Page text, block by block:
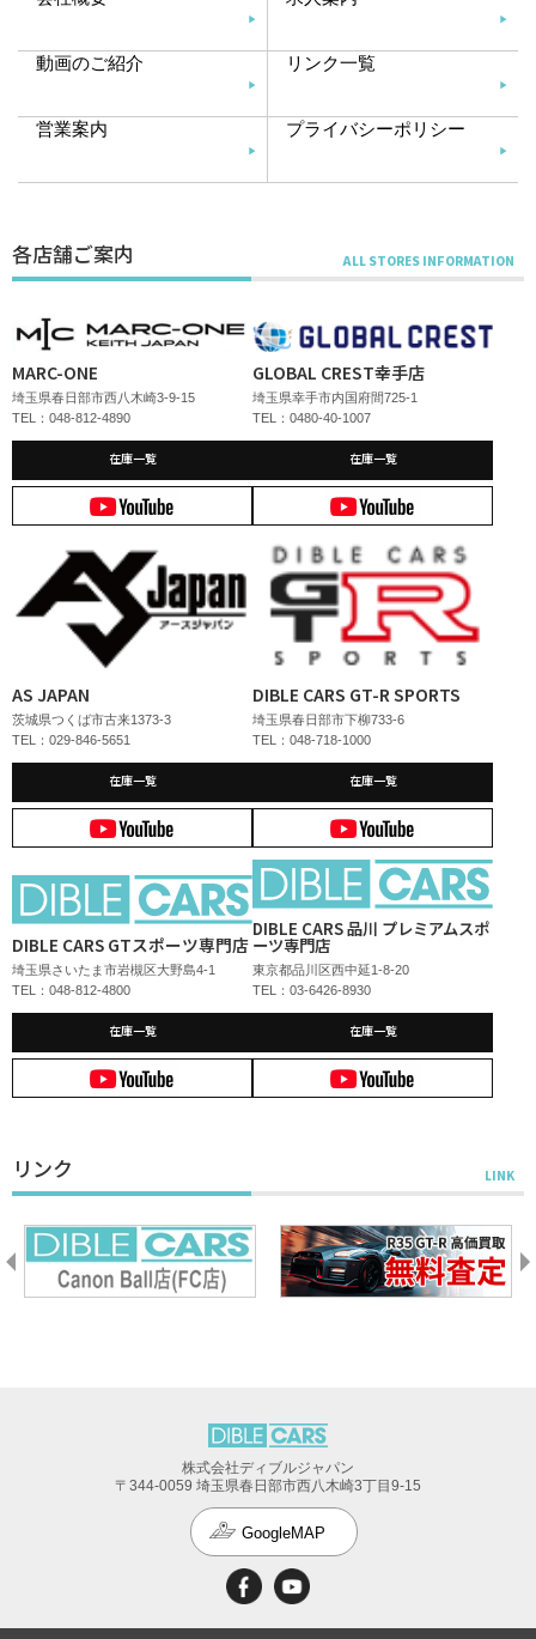
動画のご紹介 リンク一覧
営業案内 プライバシーポリシー
各店舗ご案内
MARC-ONE
埼玉県春日部市西八木崎3-9-15
TEL：048-812-4890
在庫一覧
GLOBAL CREST幸手店
埼玉県幸手市内国府間725-1
TEL：0480-40-1007
在庫一覧
AS JAPAN
茨城県つくば市古来1373-3
TEL：029-846-5651
在庫一覧
DIBLE CARS GT-R SPORTS
埼玉県春日部市下柳733-6
TEL：048-718-1000
在庫一覧
DIBLE CARS GTスポーツ専門店
埼玉県さいたま市岩槻区大野島4-1
TEL：048-812-4800
在庫一覧
DIBLE CARS 品川 プレミアムスポ
ーツ専門店
東京都品川区西中延1-8-20
TEL：03-6426-8930
在庫一覧
リンク
株式会社ディブルジャパン
〒344-0059 埼玉県春日部市西八木崎3丁目9-15
GoogleMAP